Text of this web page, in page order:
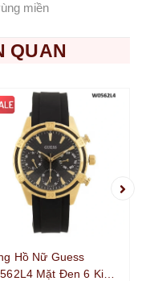
miền
QUAN
Hồ Nữ Guess
Mặt Đen 6 Kim